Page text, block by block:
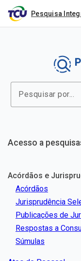
Pesquisa
Acesso a
Acórdãos e
Acórdãos
Jurisprudência
Publicações de
Respostas a
Súmulas